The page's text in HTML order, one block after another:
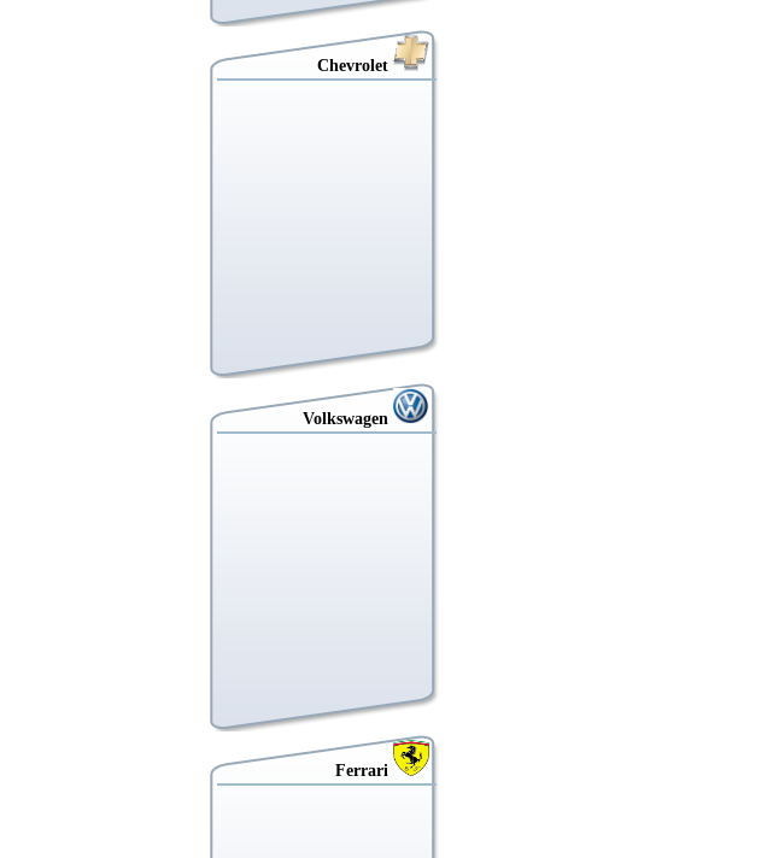
Chevrolet
Volkswagen
Ferrari